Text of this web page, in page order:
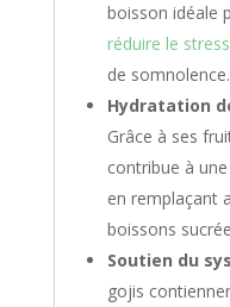
boisson idéale
réduire le
de somnolence.
Hydratation
Grâce à ses
contribue à
en remplaçant
boissons
Soutien du
gojis